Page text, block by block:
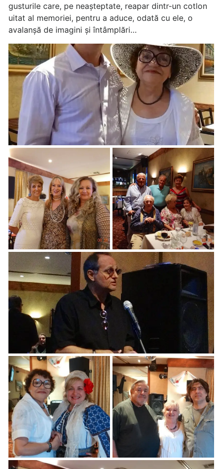
gusturile care, pe neașteptate, reapar dintr-un cotlon
uitat al memoriei, pentru a aduce, odată cu ele, o
avalanșă de imagini și întâmplări…